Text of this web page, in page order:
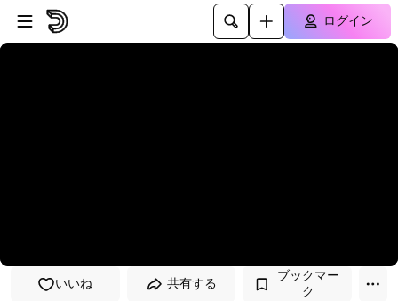
プレイヤーにスキップ
メインコンテンツにスキップ
ログイン
いいね 共有する
ブックマー
ク